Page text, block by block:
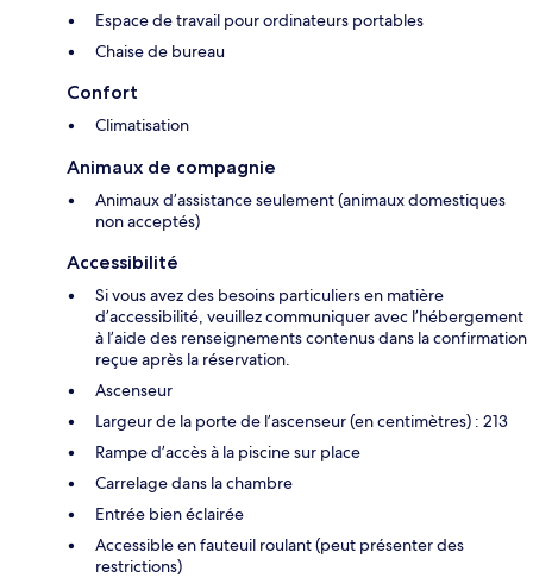
Espace de travail pour ordinateurs portables
Chaise de bureau
Confort
Climatisation
Animaux de compagnie
Animaux d’assistance seulement (animaux domestiques
non acceptés)
Accessibilité
Si vous avez des besoins particuliers en matière
d’accessibilité, veuillez communiquer avec l’hébergement
à l’aide des renseignements contenus dans la confirmation
reçue après la réservation.
Ascenseur
Largeur de la porte de l’ascenseur (en centimètres) : 213
Rampe d’accès à la piscine sur place
Carrelage dans la chambre
Entrée bien éclairée
Accessible en fauteuil roulant (peut présenter des
restrictions)